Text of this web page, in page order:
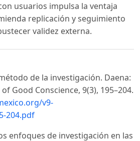
usuarios impulsa la ventaja
replicación y seguimiento
validez externa.
de la investigación. Daena:
Good Conscience, 9(3), 195–204.
v9-
204.pdf
enfoques de investigación en las